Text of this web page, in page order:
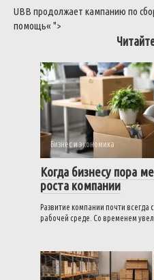
UBB продолжает кампанию по
помощь« ">
Бизнес и экономика
Когда бизнесу пора
роста компании
Развитие компании почти
рабочей среде. Со временем